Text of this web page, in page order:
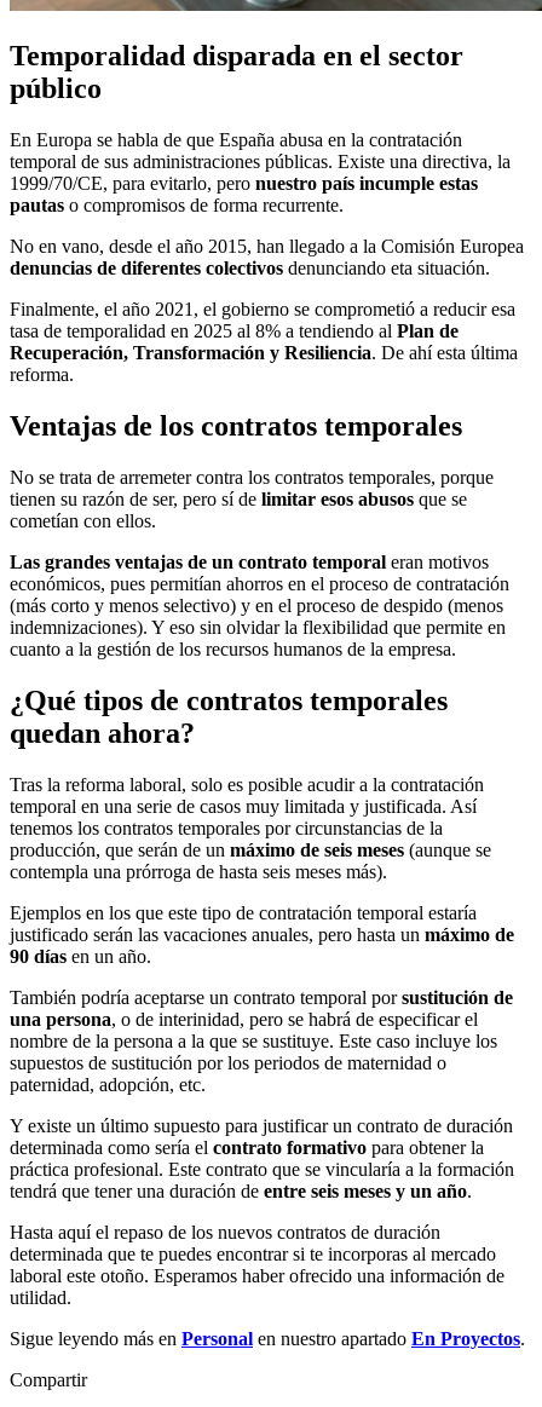
Temporalidad disparada en el sector
público
En Europa se habla de que España abusa en la contratación
temporal de sus administraciones públicas. Existe una directiva, la
1999/70/CE, para evitarlo, pero nuestro país incumple estas
pautas o compromisos de forma recurrente.
No en vano, desde el año 2015, han llegado a la Comisión Europea
denuncias de diferentes colectivos denunciando eta situación.
Finalmente, el año 2021, el gobierno se comprometió a reducir esa
tasa de temporalidad en 2025 al 8% a tendiendo al Plan de
Recuperación, Transformación y Resiliencia. De ahí esta última
reforma.
Ventajas de los contratos temporales
No se trata de arremeter contra los contratos temporales, porque
tienen su razón de ser, pero sí de limitar esos abusos que se
cometían con ellos.
Las grandes ventajas de un contrato temporal eran motivos
económicos, pues permitían ahorros en el proceso de contratación
(más corto y menos selectivo) y en el proceso de despido (menos
indemnizaciones). Y eso sin olvidar la flexibilidad que permite en
cuanto a la gestión de los recursos humanos de la empresa.
¿Qué tipos de contratos temporales
quedan ahora?
Tras la reforma laboral, solo es posible acudir a la contratación
temporal en una serie de casos muy limitada y justificada. Así
tenemos los contratos temporales por circunstancias de la
producción, que serán de un máximo de seis meses (aunque se
contempla una prórroga de hasta seis meses más).
Ejemplos en los que este tipo de contratación temporal estaría
justificado serán las vacaciones anuales, pero hasta un máximo de
90 días en un año.
También podría aceptarse un contrato temporal porsustitución de
una persona, o de interinidad, pero se habrá de especificar el
nombre de la persona a la que se sustituye. Este caso incluye los
supuestos de sustitución por los periodos de maternidad o
paternidad, adopción, etc.
Y existe un último supuesto para justificar un contrato de duración
determinada como sería el contrato formativo para obtener la
práctica profesional. Este contrato que se vincularía a la formación
tendrá que tener una duración de entre seis meses y un año.
Hasta aquí el repaso de los nuevos contratos de duración
determinada que te puedes encontrar si te incorporas al mercado
laboral este otoño. Esperamos haber ofrecido una información de
utilidad.
Sigue leyendo más en Personal en nuestro apartado En Proyectos.
Compartir